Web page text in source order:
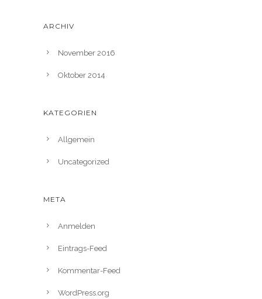
ARCHIV
November 2016
Oktober 2014
KATEGORIEN
Allgemein
Uncategorized
META
Anmelden
Eintrags-Feed
Kommentar-Feed
WordPress.org